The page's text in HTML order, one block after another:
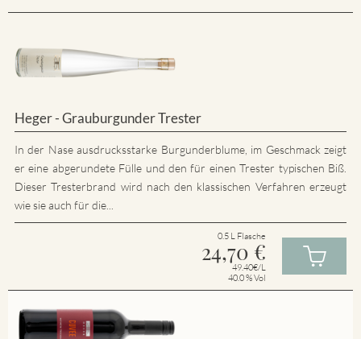
Heger - Grauburgunder Trester
In der Nase ausdrucksstarke Burgunderblume, im Geschmack zeigt
er eine abgerundete Fülle und den für einen Trester typischen Biß.
Dieser Tresterbrand wird nach den klassischen Verfahren erzeugt
wie sie auch für die...
0.5 L Flasche
24,70 €
49.40€/L
40.0 % Vol